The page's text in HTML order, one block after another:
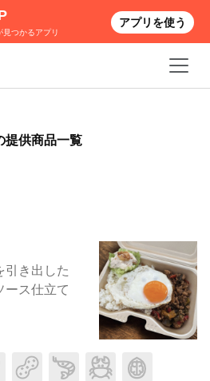
提供商品一覧
引き出した
ース仕立て
見つかるアプリ
アプリを使う